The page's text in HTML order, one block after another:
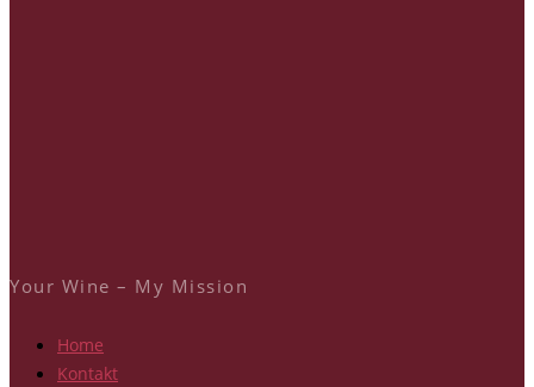
Your Wine – My Mission
Home
Kontakt